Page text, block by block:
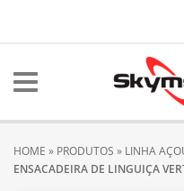
HOME » PRODUTOS » LINHA
ENSACADEIRA DE LINGUIÇA